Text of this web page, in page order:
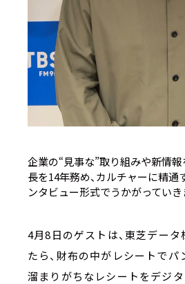
企業の“見事な”取り組みや新情報
長を14年務め、カルチャーに精
ンタビュー形式でうかがっていき
4月8日のゲストは、東芝デー
たら、財布の中がレシートで
溜まりがちなレシートをデジ